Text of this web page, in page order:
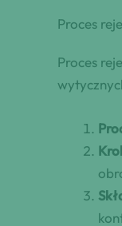
Proces
Proces